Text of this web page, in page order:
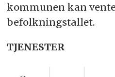
kommunen kan
befolkningstallet.
TJENESTER